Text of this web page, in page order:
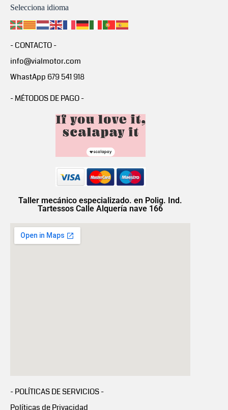
Selecciona idioma
- CONTACTO -
info@vialmotor.com
WhastApp 679 541 918
- MÉTODOS DE PAGO -
Taller mecánico especializado. en Polig. Ind.
Tartessos Calle Alquería nave 166
- POLÍTICAS DE SERVICIOS -
Políticas de Privacidad